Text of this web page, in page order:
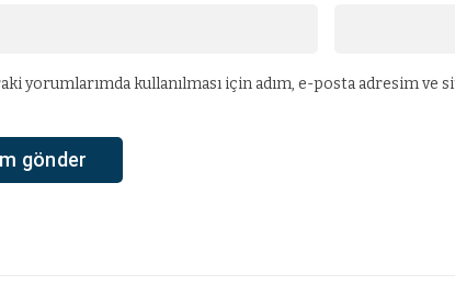
yorumlarımda kullanılması için adım, e-posta adresim ve